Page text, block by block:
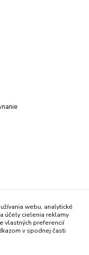
webu, analytické
účely cielenia reklamy
vlastných preferencií
v spodnej časti